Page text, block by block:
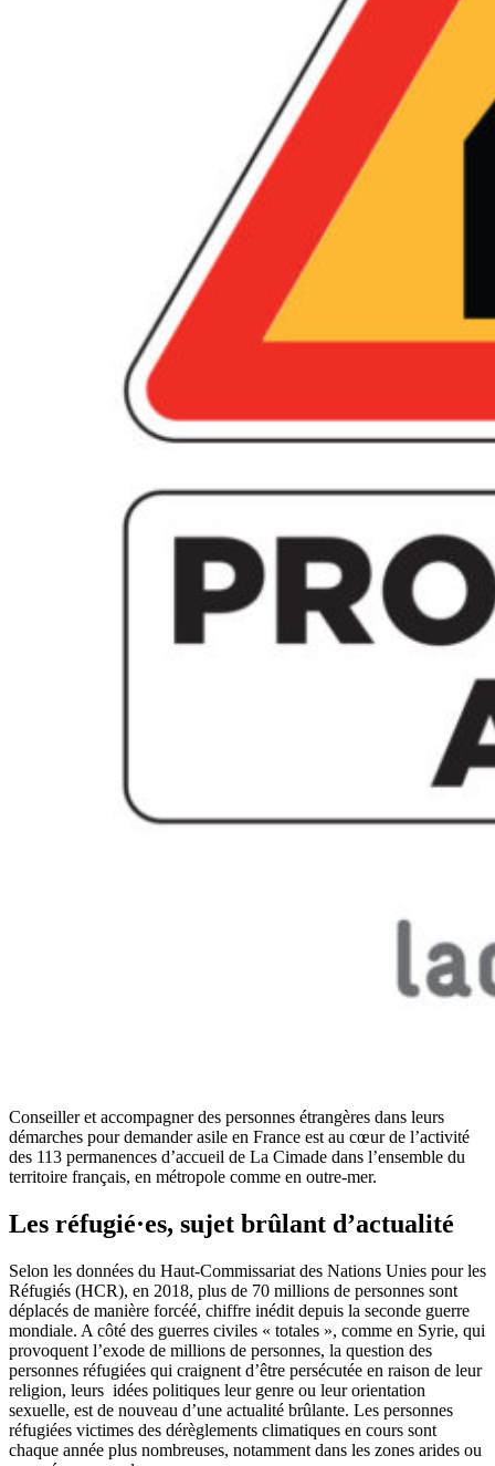
Conseiller et accompagner des personnes étrangères dans leurs
démarches pour demander asile en France est au cœur de l’activité
des 113 permanences d’accueil de La Cimade dans l’ensemble du
territoire français, en métropole comme en outre-mer.
Les réfugié·es, sujet brûlant d’actualité
Selon les données du Haut-Commissariat des Nations Unies pour les
Réfugiés (HCR), en 2018, plus de 70 millions de personnes sont
déplacés de manière forcéé, chiffre inédit depuis la seconde guerre
mondiale. A côté des guerres civiles « totales », comme en Syrie, qui
provoquent l’exode de millions de personnes, la question des
personnes réfugiées qui craignent d’être persécutée en raison de leur
religion, leurs idées politiques leur genre ou leur orientation
sexuelle, est de nouveau d’une actualité brûlante. Les personnes
réfugiées victimes des dérèglements climatiques en cours sont
chaque année plus nombreuses, notamment dans les zones arides ou